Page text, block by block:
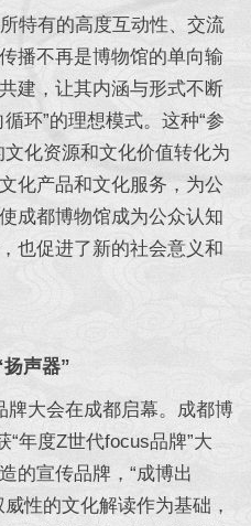
有的高度互动性、交流
播不再是博物馆的单向输
建，让其内涵与形式不断
环”的理想模式。这种“参
化资源和文化价值转化为
化产品和文化服务，为公
成都博物馆成为公众认知
也促进了新的社会意义和
声器”
大会在成都启幕。成都博
“年度Z世代focus品牌”大
的宣传品牌，“成博出
性的文化解读作为基础，